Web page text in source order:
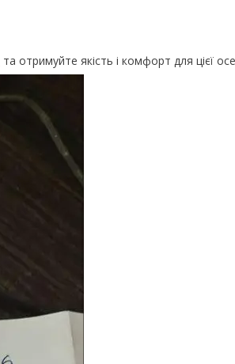
та отримуйте якість і комфорт для цієї